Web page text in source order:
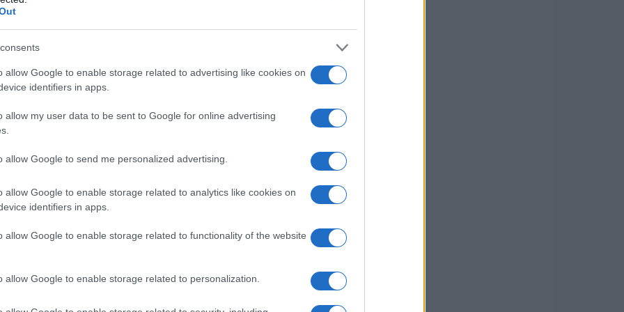
allow Google to enable storage related to advertising like cookies on
identifiers in apps.
allow my user data to be sent to Google for online advertising
allow Google to send me personalized advertising.
allow Google to enable storage related to analytics like cookies on
identifiers in apps.
allow Google to enable storage related to functionality of the website
allow Google to enable storage related to personalization.
d’utilisateurs européens de Binance.
dès que de nouvelles informations seront
de plus amples détails dès que nous
déclare Binance dans un communiqué.
français
(AMF)joue un rôle clé dans l’application de la
Passé le 30 juin, les plateformes sans agrément
jusqu’à deux ans d’emprisonnement et 30 000